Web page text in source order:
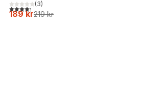
4,3utav 5 stjärnor. Totalt antal röster:
(3)
189 kr219 kr